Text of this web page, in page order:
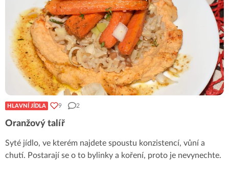
HLAVNÍ JÍDLA 9 2
Oranžový talíř
Syté jídlo, ve kterém najdete spoustu konzistencí, vůní a
chutí. Postarají se o to bylinky a koření, proto je nevynechte.